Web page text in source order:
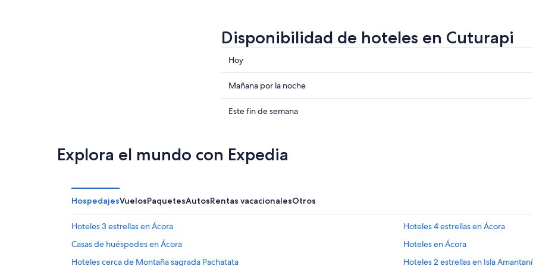
Disponibilidad de hoteles en Cuturapi
Consultar
precios
en
Cuturapi
para
ago
-
Hoy
Consultar
precios
en
mañana
por
8
ago
Mañana por la noche
Consultar
Cuturapi
para
de
semana,
9
Este fin de semana
Explora el mundo con Expedia
HospedajesVuelosPaquetesAutosRentas vacacionalesOtros
Hoteles 3 estrellas en Ácora
Hoteles 4 estrellas en Ácora
Casas de huéspedes en Ácora
Hoteles en Ácora
Hoteles cerca de Montaña sagrada Pachatata
Hoteles 2 estrellas en Isla Amantaní